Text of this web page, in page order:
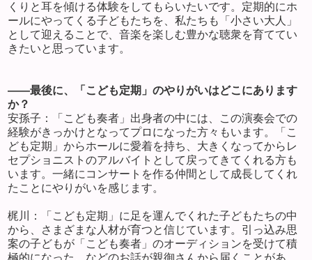
くりと耳を傾ける体験をしてもらいたいです。定期的にホ
ールにやってくる子どもたちを、私たちも「小さい大人」
として迎えることで、音楽を楽しむ豊かな聴衆を育ててい
きたいと思っています。
――最後に、「こども定期」のやりがいはどこにあります
か？
安孫子：「こども奏者」出身者の中には、この演奏会での
経験がきっかけとなってプロになった方々もいます。「こ
ども定期」からホールに愛着を持ち、大きくなってからレ
セプショニストのアルバイトとして戻ってきてくれる方も
います。一緒にコンサートを作る仲間として成長してくれ
たことにやりがいを感じます。
梶川：「こども定期」に足を運んでくれた子どもたちの中
から、さまざまな人材が育つと信じています。引っ込み思
案の子どもが「こども奏者」のオーディションを受けて積